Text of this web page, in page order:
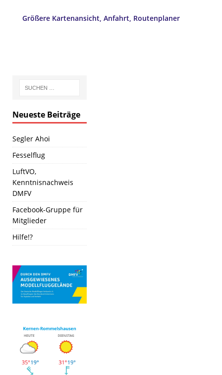
Größere Kartenansicht, Anfahrt, Routenplaner
Neueste Beiträge
Segler Ahoi
Fesselflug
LuftVO,
Kenntnisnachweis
DMFV
Facebook-Gruppe für
Mitglieder
Hilfe!?